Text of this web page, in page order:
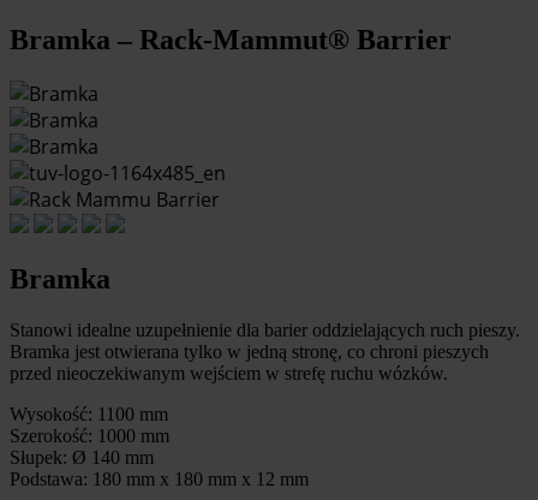
Bramka – Rack-Mammut® Barrier
Bramka
Stanowi idealne uzupełnienie dla barier oddzielających ruch pieszy.
Bramka jest otwierana tylko w jedną stronę, co chroni pieszych
przed nieoczekiwanym wejściem w strefę ruchu wózków.
Wysokość: 1100 mm
Szerokość: 1000 mm
Słupek: Ø 140 mm
Podstawa: 180 mm x 180 mm x 12 mm